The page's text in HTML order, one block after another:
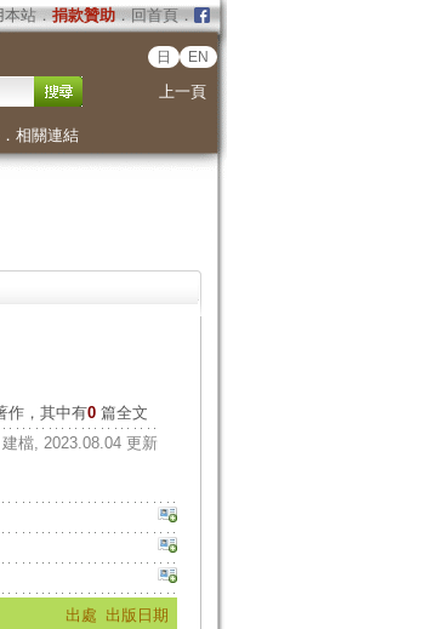
本站． 捐款贊助．回首頁．
日 EN
上一頁
． 相關連結
作，其中有0篇全文
檔, 2023.08.04 更新
出處 出版日期